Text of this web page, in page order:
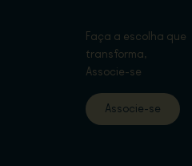
Faça a escolha que
transforma,
Associe-se
Associe-se